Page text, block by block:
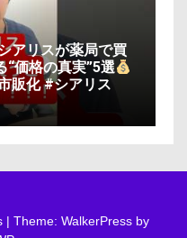
アリスが薬局で買
“価格の真実”5選
販化 #シアリス
| Theme: WalkerPress by